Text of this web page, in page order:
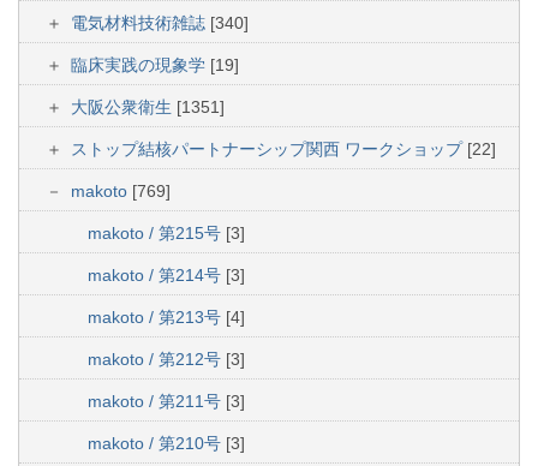
電気材料技術雑誌 [340]
臨床実践の現象学 [19]
大阪公衆衛生 [1351]
ストップ結核パートナーシップ関西 ワークショップ [22]
makoto [769]
makoto / 第215号 [3]
makoto / 第214号 [3]
makoto / 第213号 [4]
makoto / 第212号 [3]
makoto / 第211号 [3]
makoto / 第210号 [3]